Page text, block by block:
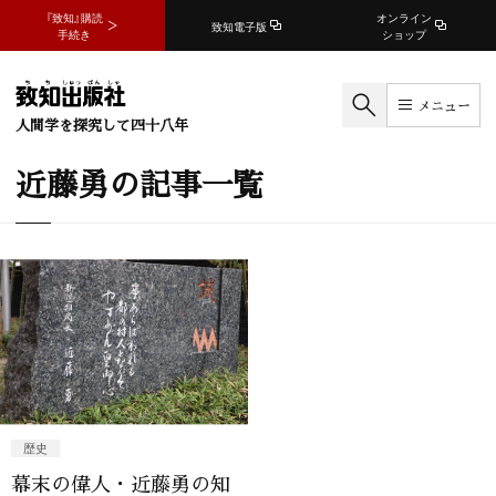
『致知』購読
手続き
致知電子版
オンライン
ショップ
人間学を探究して四十八年
メニュー
近藤勇の記事一覧
歴史
幕末の偉人・近藤勇の知